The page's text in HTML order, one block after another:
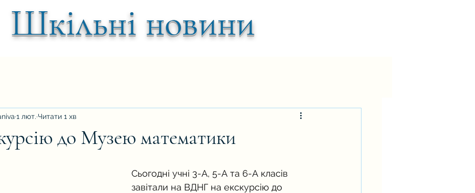
Шкільні новини
до Музею математики
1 лют. Читати 1 хв
зірок.
Сьогодні учні 3-А, 5-А та 6-А класів
завітали на ВДНГ на екскурсію до